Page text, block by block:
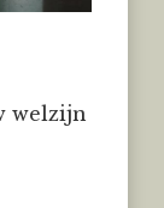
welzijn